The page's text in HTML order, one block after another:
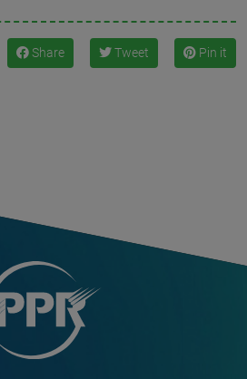
Share Tweet Pin it